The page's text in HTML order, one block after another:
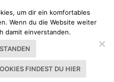
um dir ein komfortables
Wenn du die Website weiter
damit einverstanden.
FINDEST DU HIER